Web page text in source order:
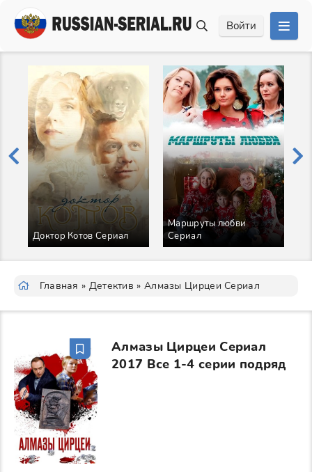
Войти
Доктор Котов Сериал
Маршруты любви
Сериал
Главная » Детектив » Алмазы Цирцеи Сериал
Алмазы Цирцеи Сериал
2017 Все 1-4 серии подряд